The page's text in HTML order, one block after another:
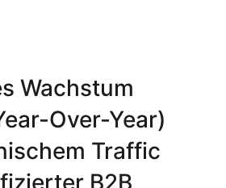
Wachstum
Over-Year)
Traffic
B2B